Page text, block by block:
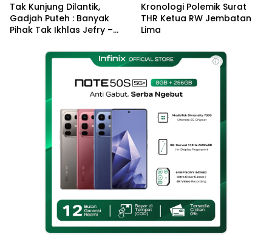
Tak Kunjung Dilantik,
Gadjah Puteh : Banyak
Pihak Tak Ikhlas Jefry –
Kronologi Polemik Surat
THR Ketua RW Jembatan
Lima
ⓘ